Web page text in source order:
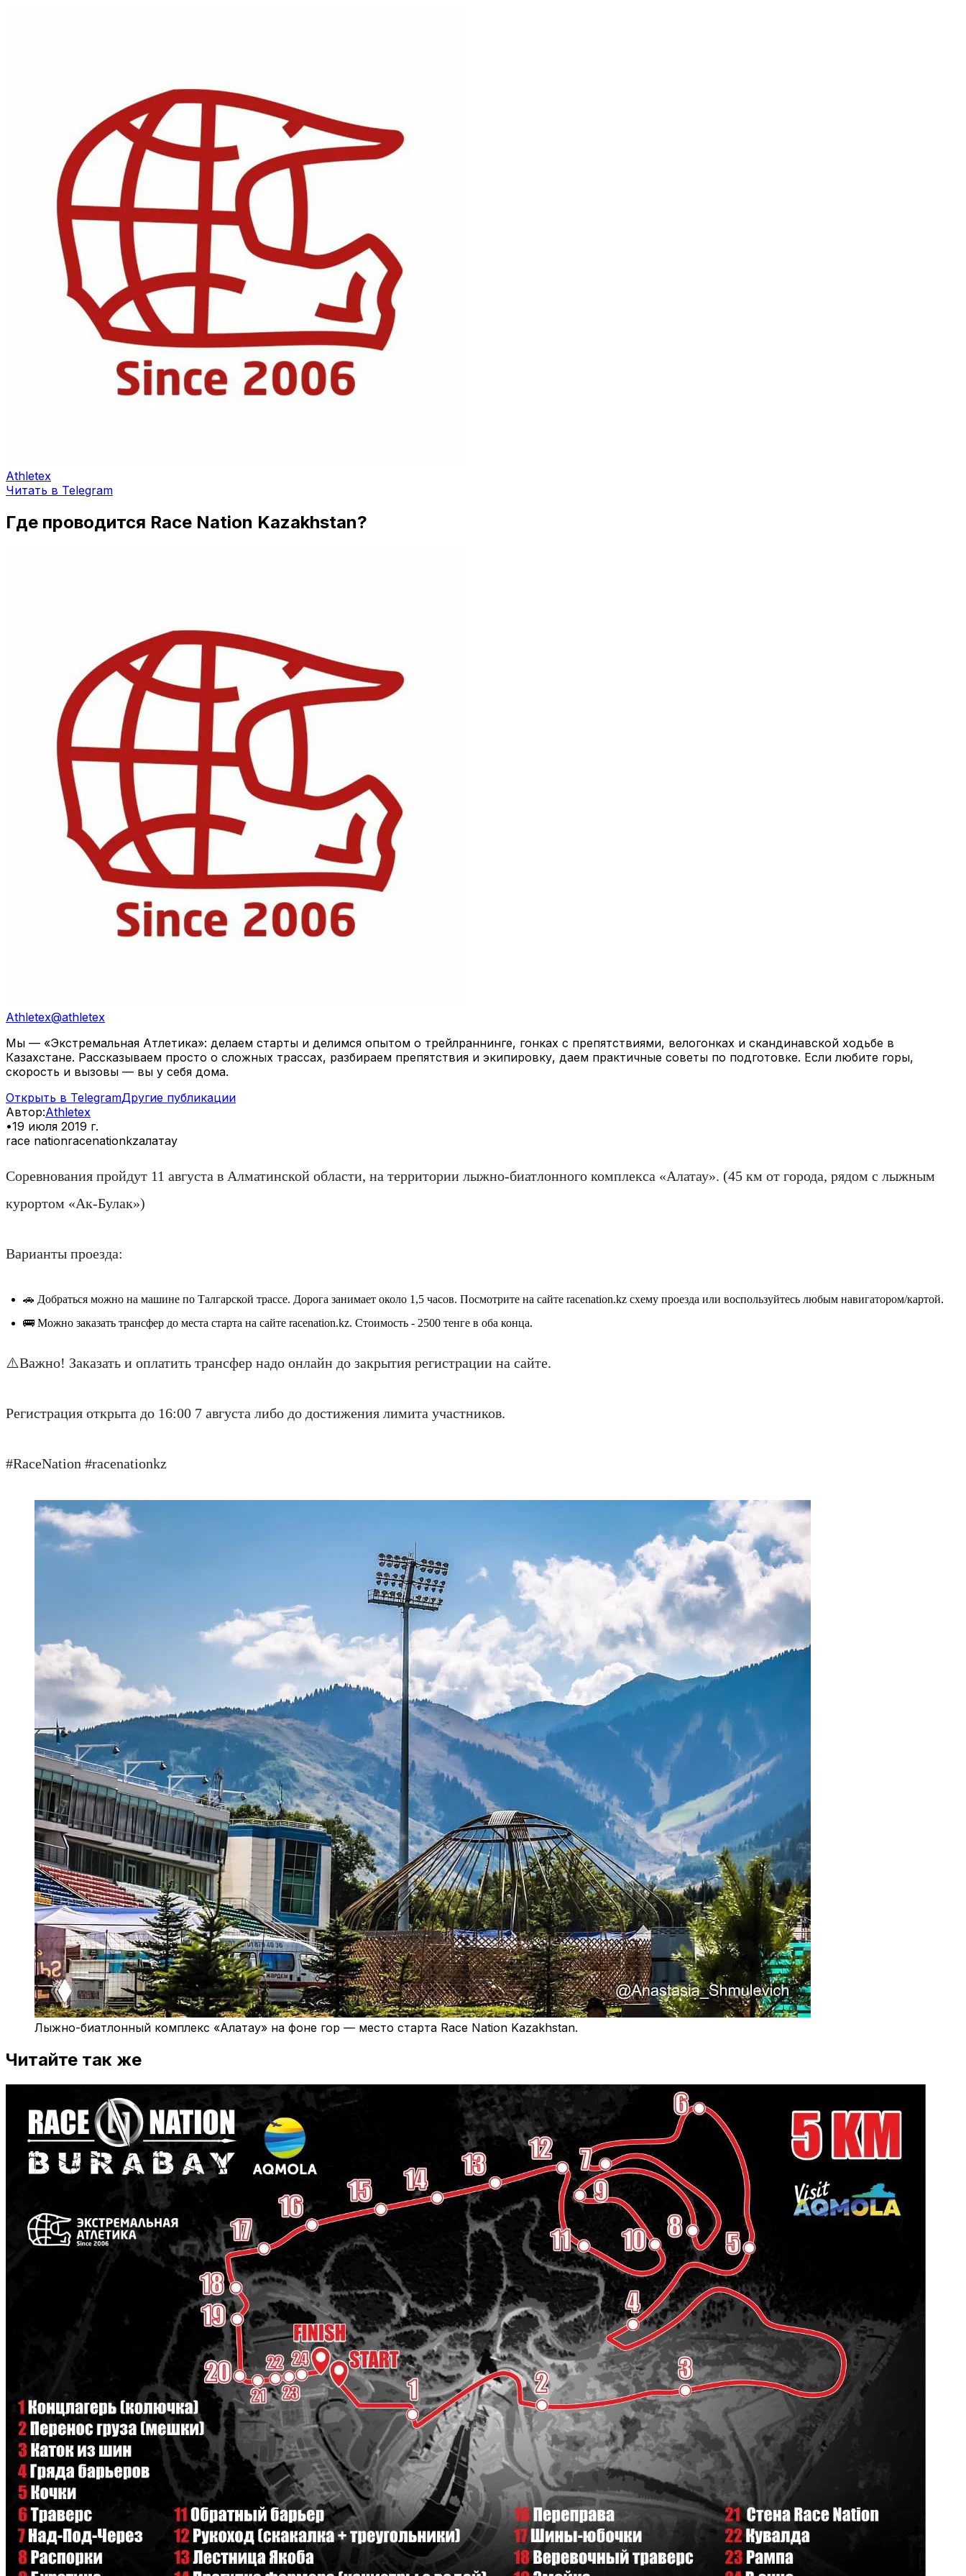
Athletex
Читать в Telegram
Где проводится Race Nation Kazakhstan?
Athletex@athletex
Мы — «Экстремальная Атлетика»: делаем старты и делимся опытом о трейлраннинге, гонках с препятствиями, велогонках и скандинавской ходьбе в
Казахстане. Рассказываем просто о сложных трассах, разбираем препятствия и экипировку, даем практичные советы по подготовке. Если любите горы,
скорость и вызовы — вы у себя дома.
Открыть в TelegramДругие публикации
Автор:Athletex
•19 июля 2019 г.
race nationracenationkzалатау
Соревнования пройдут 11 августа в Алматинской области, на территории лыжно-биатлонного комплекса «Алатау». (45 км от города, рядом с лыжным
курортом «Ак-Булак»)
Варианты проезда:
🚗 Добраться можно на машине по Талгарской трассе. Дорога занимает около 1,5 часов. Посмотрите на сайте racenation.kz схему проезда или воспользуйтесь любым навигатором/картой.
🚌 Можно заказать трансфер до места старта на сайте racenation.kz. Стоимость - 2500 тенге в оба конца.
⚠️Важно! Заказать и оплатить трансфер надо онлайн до закрытия регистрации на сайте.
Регистрация открыта до 16:00 7 августа либо до достижения лимита участников.
#RaceNation #racenationkz
Лыжно-биатлонный комплекс «Алатау» на фоне гор — место старта Race Nation Kazakhstan.
Читайте так же